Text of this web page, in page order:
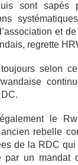
sont sapés
et
regrette
selon
le
rebelle
de la RDC
par un mandat